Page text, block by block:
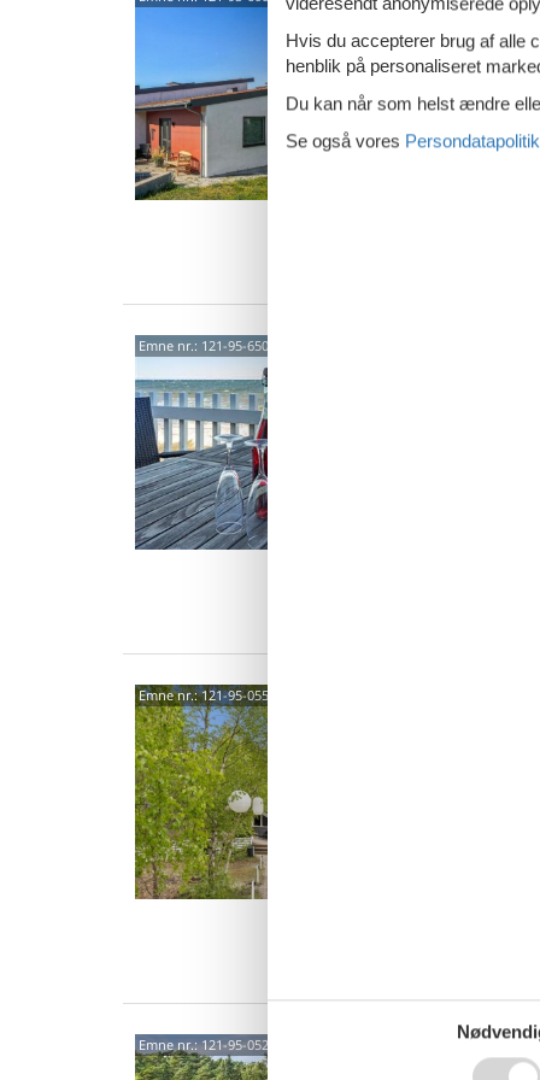
5,0
Denne
helt
og
Emne nr.: 121-95-6505
Emne nr.:121-95-0558
Emne nr.:121-95-0527
Hvis du accepterer brug af alle
henblik på personaliseret
Du kan når som helst ændre
Se også vores Persondatapolitik